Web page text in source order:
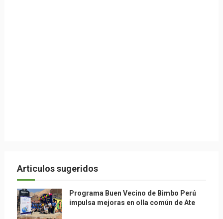
Articulos sugeridos
Programa Buen Vecino de Bimbo Perú
impulsa mejoras en olla común de Ate